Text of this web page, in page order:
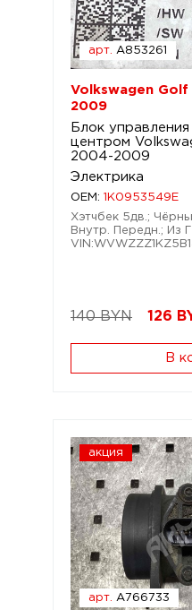
арт. A853261
Volkswagen
2009
Блок
центром
2004-2009
Электрика
OEM: 1K0953549E
Хэтчбек 5дв.;
Внутр. Передн.; Из
140 BYN 126
В
акция
арт. A766733